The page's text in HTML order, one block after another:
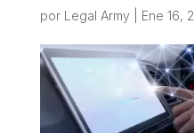
por Legal Army Ene 16,